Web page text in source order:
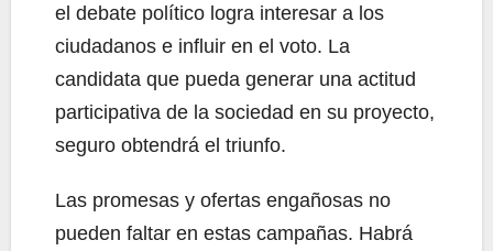
el debate político logra interesar a los
ciudadanos e influir en el voto. La
candidata que pueda generar una actitud
participativa de la sociedad en su proyecto,
seguro obtendrá el triunfo.
Las promesas y ofertas engañosas no
pueden faltar en estas campañas. Habrá